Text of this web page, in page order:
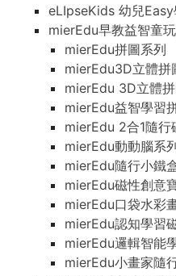
eLIpseKids 幼兒
mierEdu早教益智童
mierEdu拼圖系列
mierEdu3D立體拼
mierEdu 3D立體
mierEdu益智學習
mierEdu 2合1隨行
mierEdu動動腦系
mierEdu隨行小鐵
mierEdu磁性創意
mierEdu口袋水彩
mierEdu認知學習
mierEdu邏輯智能
mierEdu小畫家隨